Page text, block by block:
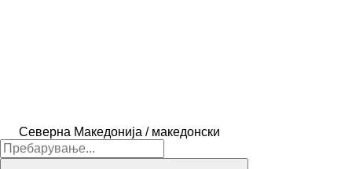
Северна Македонија / македонски